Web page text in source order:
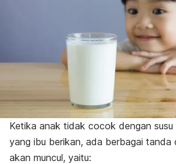
Ketika anak tidak cocok dengan susu
yang ibu berikan, ada berbagai tanda
akan muncul, yaitu: